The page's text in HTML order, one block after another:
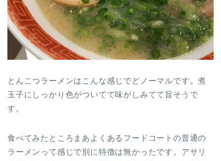
とんこつラーメンはこんな感じでどノーマルです。煮
玉子にしっかり色がついてて味がしみてて旨そうで
す。
食べてみたところまあよくあるフードコートの普通の
ラーメンって感じで別に特徴は無かったです。アサリ